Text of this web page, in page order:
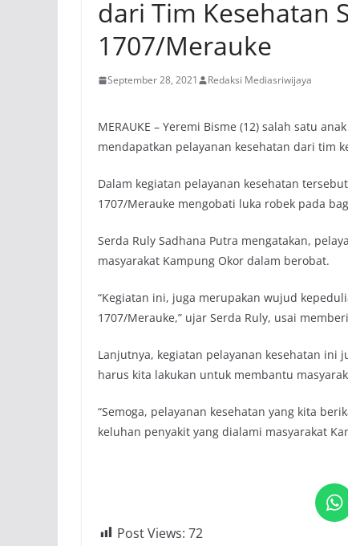
dari Tim Kesehatan
1707/Merauke
September 28, 2021 Redaksi Mediasriwijaya
MERAUKE – Yeremi Bisme (12) salah satu
mendapatkan pelayanan kesehatan dari tim
Dalam kegiatan pelayanan kesehatan
1707/Merauke mengobati luka robek pada
Serda Ruly Sadhana Putra mengatakan,
masyarakat Kampung Okor dalam berobat.
“Kegiatan ini, juga merupakan wujud
1707/Merauke,” ujar Serda Ruly, usai
Lanjutnya, kegiatan pelayanan kesehatan ini
harus kita lakukan untuk membantu
“Semoga, pelayanan kesehatan yang kita
keluhan penyakit yang dialami masyarakat
Post Views: 72